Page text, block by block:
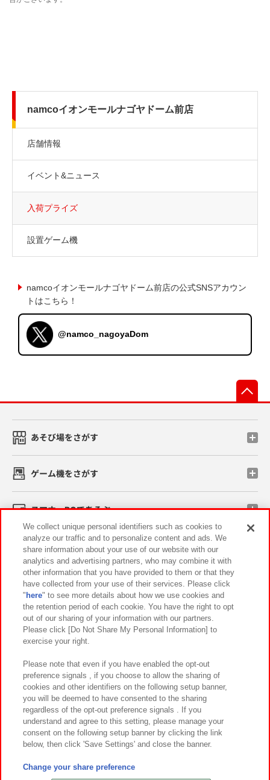
namcoイオンモールナゴヤドーム前店
店舗情報
イベント&ニュース
入荷プライズ
設置ゲーム機
namcoイオンモールナゴヤドーム前店の公式SNSアカウン
トはこちら！
@namco_nagoyaDom
あそび場をさがす
ゲーム機をさがす
スマホ・PCであそぶ
イベント・キャンペーン
関連会社 サステナビリティ サイトポリシー
プライバシーポリシー ウェブアクセシビリティ方針と検証結果
お取引先さまとともに
カスタマーハラスメント対応方針 よくあるご質問・お問い合わせ
©Bandai Namco Amusement Inc.
©Bandai Namco Amusement Lab Inc.
We collect unique personal identifiers such as cookies to
analyze our traffic and to personalize content and ads. We
share information about your use of our website with our
analytics and advertising partners, who may combine it with
other information that you have provided to them or that they
have collected from your use of their services. Please click
" here" to see more details about how we use cookies and
the retention period of each cookie. You have the right to opt
out of our sharing of your information with our partners.
Please click [Do Not Share My Personal Information] to
exercise your right.
Please note that even if you have enabled the opt-out
preference signals , if you choose to allow the sharing of
cookies and other identifiers on the following setup banner,
you will be deemed to have consented to the sharing
regardless of the opt-out preference signals . If you
understand and agree to this setting, please manage your
consent on the following setup banner by clicking the link
below, then click 'Save Settings' and close the banner.
Change your share preference